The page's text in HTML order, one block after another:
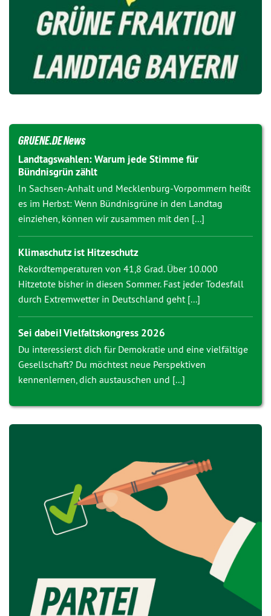
GRUENE.DE News
Landtagswahlen: Warum jede Stimme für
Bündnisgrün zählt
In Sachsen-Anhalt und Mecklenburg-Vorpommern heißt
es im Herbst: Wenn Bündnisgrüne in den Landtag
einziehen, können wir zusammen mit den [...]
Klimaschutz ist Hitzeschutz
Rekordtemperaturen von 41,8 Grad. Über 10.000
Hitzetote bisher in diesen Sommer. Fast jeder Todesfall
durch Extremwetter in Deutschland geht [...]
Sei dabei! Vielfaltskongress 2026
Du interessierst dich für Demokratie und eine vielfältige
Gesellschaft? Du möchtest neue Perspektiven
kennenlernen, dich austauschen und [...]